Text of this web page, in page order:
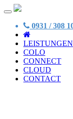
0931 / 308
LEISTUNGEN
COLO
CONNECT
CLOUD
CONTACT